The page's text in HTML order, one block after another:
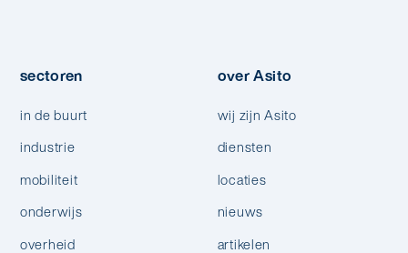
sectoren
in de buurt
industrie
mobiliteit
onderwijs
overheid
over Asito
wij zijn Asito
diensten
locaties
nieuws
artikelen